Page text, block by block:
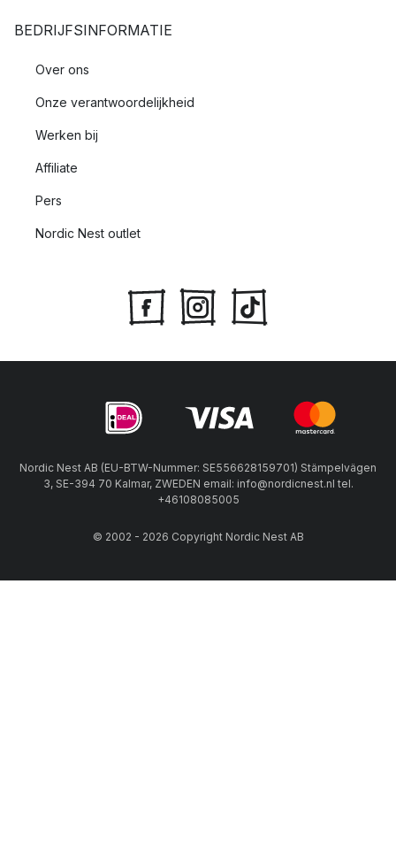
BEDRIJFSINFORMATIE
Over ons
Onze verantwoordelijkheid
Werken bij
Affiliate
Pers
Nordic Nest outlet
Nordic Nest AB (EU-BTW-Nummer: SE556628159701) Stämpelvägen
3, SE-394 70 Kalmar, ZWEDEN email: info@nordicnest.nl tel.
+46108085005
© 2002 - 2026 Copyright Nordic Nest AB